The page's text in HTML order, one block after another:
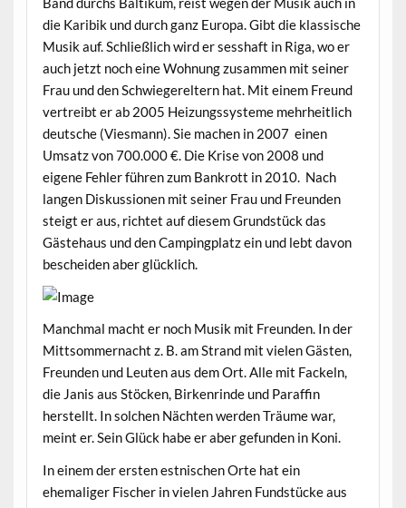
die Karibik und durch ganz Europa. Gibt die klassische
Musik auf. Schließlich wird er sesshaft in Riga, wo er
auch jetzt noch eine Wohnung zusammen mit seiner
Frau und den Schwiegereltern hat. Mit einem Freund
vertreibt er ab 2005 Heizungssysteme mehrheitlich
deutsche (Viesmann). Sie machen in 2007 einen
Umsatz von 700.000 €. Die Krise von 2008 und
eigene Fehler führen zum Bankrott in 2010. Nach
langen Diskussionen mit seiner Frau und Freunden
steigt er aus, richtet auf diesem Grundstück das
Gästehaus und den Campingplatz ein und lebt davon
bescheiden aber glücklich.
Manchmal macht er noch Musik mit Freunden. In der
Mittsommernacht z. B. am Strand mit vielen Gästen,
Freunden und Leuten aus dem Ort. Alle mit Fackeln,
die Janis aus Stöcken, Birkenrinde und Paraffin
herstellt. In solchen Nächten werden Träume war,
meint er. Sein Glück habe er aber gefunden in Koni.
In einem der ersten estnischen Orte hat ein
ehemaliger Fischer in vielen Jahren Fundstücke aus